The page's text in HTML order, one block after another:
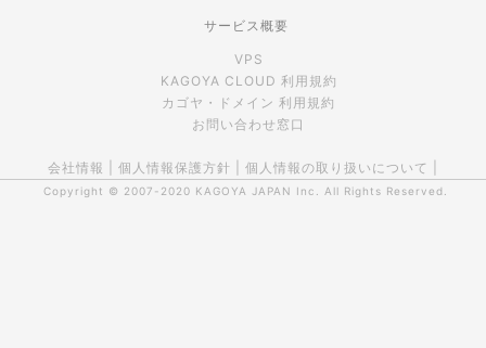
サービス概要
VPS
KAGOYA CLOUD 利用規約
カゴヤ・ドメイン 利用規約
お問い合わせ窓口
会社情報 個人情報保護方針 個人情報の取り扱いについて
Copyright © 2007-2020 KAGOYA JAPAN Inc. All Rights Reserved.